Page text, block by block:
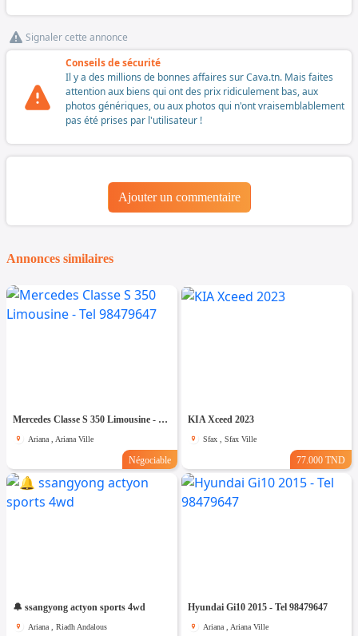
Signaler cette annonce
Conseils de sécurité
Il y a des millions de bonnes affaires sur Cava.tn. Mais faites
attention aux biens qui ont des prix ridiculement bas, aux
photos génériques, ou aux photos qui n'ont vraisemblablement
pas été prises par l'utilisateur !
Ajouter un commentaire
Annonces similaires
Mercedes Classe S 350 Limousine - Tel 98479647
Ariana , Ariana Ville
Négociable
KIA Xceed 2023
Sfax , Sfax Ville
77.000 TND
🔔 ssangyong actyon sports 4wd
Ariana , Riadh Andalous
Hyundai Gi10 2015 - Tel 98479647
Ariana , Ariana Ville